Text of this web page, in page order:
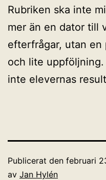
Rubriken ska inte
mer än en dator till
efterfrågar, utan en
och lite
inte elevernas
Publicerat den februari
av Jan Hylén